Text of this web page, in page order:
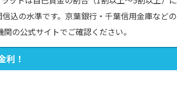
込の水準です。京葉銀行・千葉信用金庫などの
の公式サイトでご確認ください。
利！